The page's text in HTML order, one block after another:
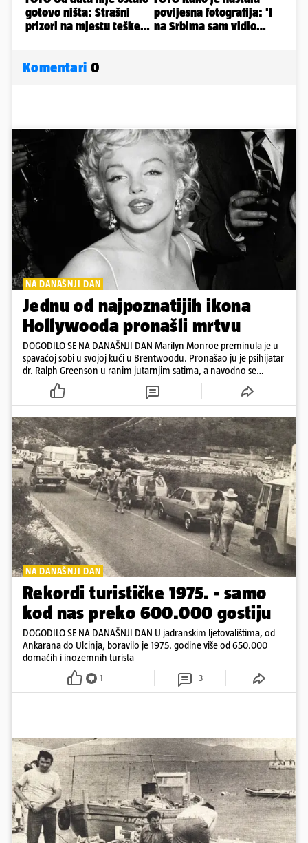
Komentari 0
NA DANAŠNJI DAN
Jednu od najpoznatijih ikona
Hollywooda pronašli mrtvu
DOGODILO SE NA DANAŠNJI DAN Marilyn Monroe preminula je u
spavaćoj sobi u svojoj kući u Brentwoodu. Pronašao ju je psihijatar
dr. Ralph Greenson u ranim jutarnjim satima, a navodno se
predozirala
NA DANAŠNJI DAN
Rekordi turističke 1975. - samo
kod nas preko 600.000 gostiju
DOGODILO SE NA DANAŠNJI DAN U jadranskim ljetovalištima, od
Ankarana do Ulcinja, boravilo je 1975. godine više od 650.000
domaćih i inozemnih turista
1 3